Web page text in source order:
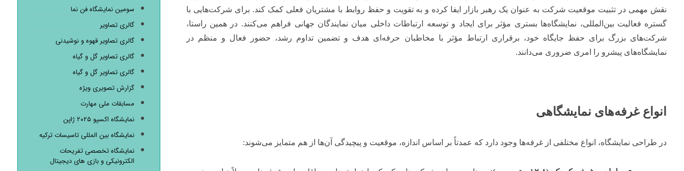
نقش مهمی در تثبیت موقعیت شرکت به عنوان یک رهبر بازار ایفا کرده و به تقویت و حفظ روابط با مشتریان فعلی کمک کند. برای شرکت‌هایی با
گستره فعالیت بین‌المللی، نمایشگاه‌ها بستری مؤثر برای ایجاد و توسعه ارتباطات داخلی میان نمایندگان جهانی فراهم می‌کنند. در همین راستا،
شرکت‌های بزرگ برای حفظ جایگاه خود، برقراری ارتباط مؤثر با مخاطبان حرفه‌ای هدف و تضمین تداوم رشد، حضور فعال و منظم در
نمایشگاه‌های پیشرو را امری ضروری می‌دانند.
انواع غرفه‌های نمایشگاهی
در طراحی نمایشگاه، انواع مختلفی از غرفه‌ها وجود دارد که عمدتاً بر اساس اندازه، موقعیت و پیچیدگی آن‌ها از هم متمایز می‌شوند:
سومین نمایشگاه فن نما
گالری تصاویر
گالری تصاویر قهوه و نوشیدنی
گالری تصاویر گل و گیاه
گالری تصاویر گل و گیاه
گزارش تصویری ویژه
مسابقات ملی مهارت
نمایشگاه اکسپو ۲۰۲۵ ژاپن
نمایشگاه بین المللی تاسیسات ترکیه
نمایشگاه تخصصی تفریحات
الکترونیکی و بازی های دیجیتال